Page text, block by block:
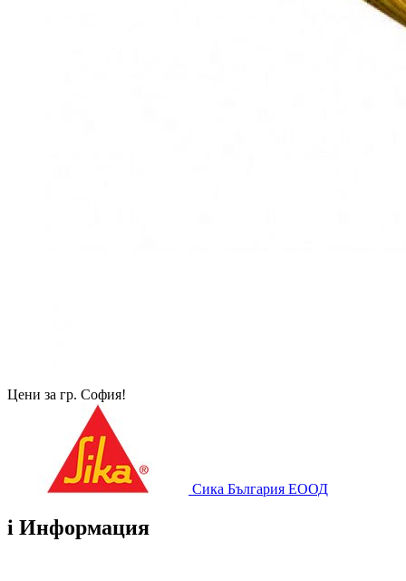
Цени за гр. София!
Сика България ЕООД
i Информация